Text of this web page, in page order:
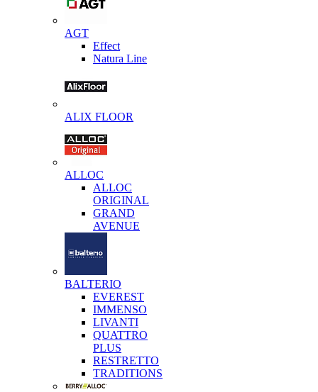
AGT
Effect
Natura Line
ALIX FLOOR
ALLOC
ALLOC
ORIGINAL
GRAND
AVENUE
BALTERIO
EVEREST
IMMENSO
LIVANTI
QUATTRO
PLUS
RESTRETTO
TRADITIONS